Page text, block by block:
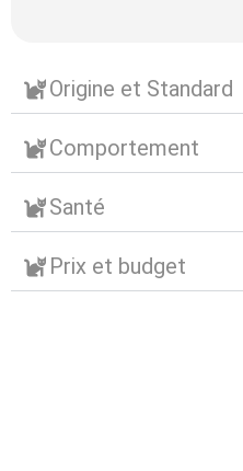
Origine et Standard
Comportement
Santé
Prix et budget